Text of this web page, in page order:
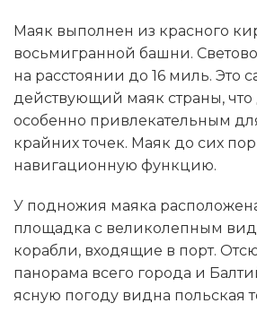
Маяк выполнен из красного
восьмигранной башни.
на расстоянии до 16 миль. Это
действующий маяк страны, что
особенно привлекательным
крайних точек. Маяк до сих
навигационную функцию.
У подножия маяка
площадка с великолепным
корабли, входящие в порт.
панорама всего города и
ясную погоду видна польская